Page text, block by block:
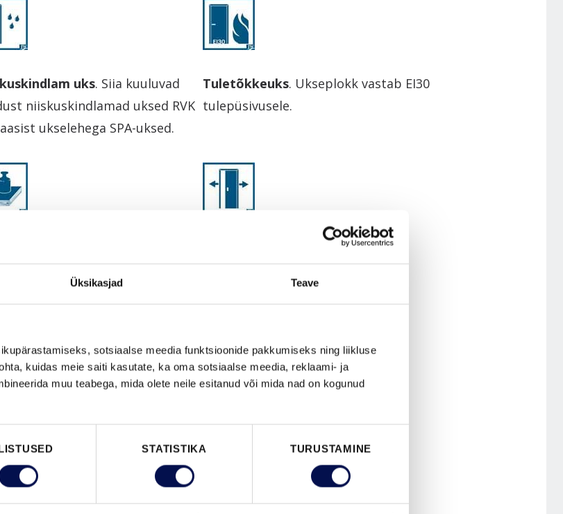
Üksikasjad Teave
sotsiaalse meedia funktsioonide pakkumiseks ning liikluse
kuidas meie saiti kasutate, ka oma sotsiaalse meedia, reklaami- ja
muu teabega, mida olete neile esitanud või mida nad on kogunud
STATISTIKA TURUSTAMINE
uks. Siia kuuluvad
niiskuskindlamad uksed RVK
ukselehega SPA-uksed.
Tuletõkkeuks. Ukseplokk vastab EI30
tulepüsivusele.
puitlaastplaati,
. Näitab ukse tüüpi.
tugev viimistlus
on eriti tugev ja
mistõttu kauakestev ja